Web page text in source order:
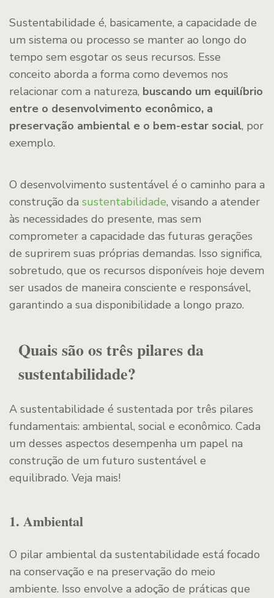
Sustentabilidade é, basicamente, a capacidade de
um sistema ou processo se manter ao longo do
tempo sem esgotar os seus recursos. Esse
conceito aborda a forma como devemos nos
relacionar com a natureza, buscando um equilíbrio
entre o desenvolvimento econômico, a
preservação ambiental e o bem-estar social, por
exemplo.
O desenvolvimento sustentável é o caminho para a
construção da sustentabilidade, visando a atender
às necessidades do presente, mas sem
comprometer a capacidade das futuras gerações
de suprirem suas próprias demandas. Isso significa,
sobretudo, que os recursos disponíveis hoje devem
ser usados de maneira consciente e responsável,
garantindo a sua disponibilidade a longo prazo.
Quais são os três pilares da
sustentabilidade?
A sustentabilidade é sustentada por três pilares
fundamentais: ambiental, social e econômico. Cada
um desses aspectos desempenha um papel na
construção de um futuro sustentável e
equilibrado. Veja mais!
1. Ambiental
O pilar ambiental da sustentabilidade está focado
na conservação e na preservação do meio
ambiente. Isso envolve a adoção de práticas que